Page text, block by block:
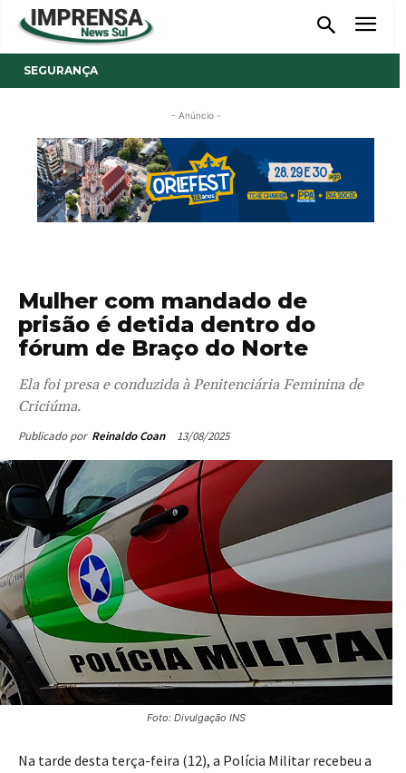
SEGURANÇA
- Anúncio -
Mulher com mandado de
prisão é detida dentro do
fórum de Braço do Norte
Ela foi presa e conduzida à Penitenciária Feminina de
Criciúma.
Publicado por Reinaldo Coan 13/08/2025
Foto: Divulgação INS
Na tarde desta terça-feira (12), a Polícia Militar recebeu a